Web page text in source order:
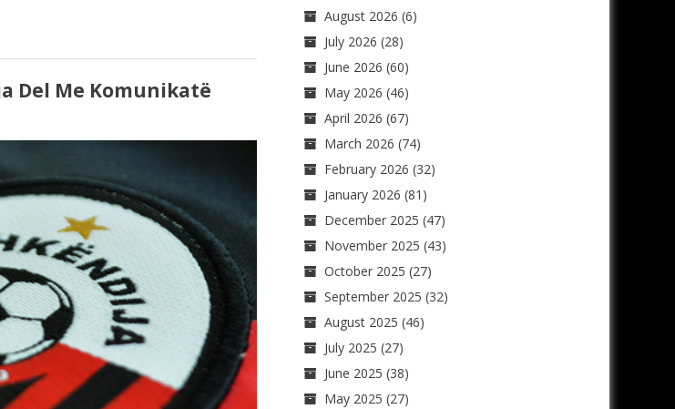
Del Me Komunikatë
August 2026 (6)
July 2026 (28)
June 2026 (60)
May 2026 (46)
April 2026 (67)
March 2026 (74)
February 2026 (32)
January 2026 (81)
December 2025 (47)
November 2025 (43)
October 2025 (27)
September 2025 (32)
August 2025 (46)
July 2025 (27)
June 2025 (38)
May 2025 (27)